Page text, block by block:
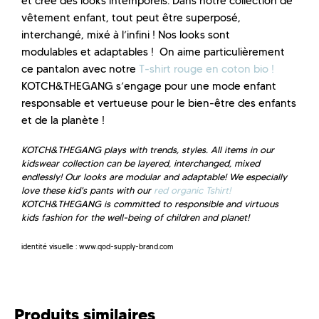
vêtement enfant, tout peut être superposé,
interchangé, mixé à l’infini ! Nos looks sont
modulables et adaptables ! On aime particulièrement
ce pantalon avec notre T-shirt rouge en coton bio !
KOTCH&THEGANG s’engage pour une mode enfant
responsable et vertueuse pour le bien-être des enfants
et de la planète !
KOTCH&THEGANG plays with trends, styles. All items in our
kidswear collection can be layered, interchanged, mixed
endlessly! Our looks are modular and adaptable! We especially
love these kid's pants with our red organic Tshirt!
KOTCH&THEGANG is committed to responsible and virtuous
kids fashion for the well-being of children and planet!
identité visuelle : www.qod-supply-brand.com
Produits similaires